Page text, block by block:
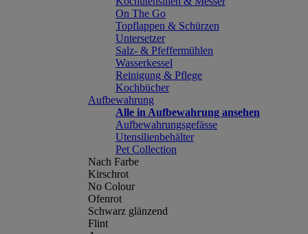
On The Go
Topflappen & Schürzen
Untersetzer
Salz- & Pfeffermühlen
Wasserkessel
Reinigung & Pflege
Kochbücher
Aufbewahrung
Alle in Aufbewahrung ansehen
Aufbewahrungsgefässe
Utensilienbehälter
Pet Collection
Nach Farbe
Kirschrot
No Colour
Ofenrot
Schwarz glänzend
Flint